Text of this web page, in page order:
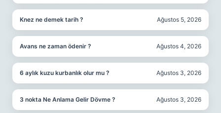
Knez ne demek tarih ? Ağustos 5, 2026
Avans ne zaman ödenir ? Ağustos 4, 2026
6 aylık kuzu kurbanlık olur mu ? Ağustos 3, 2026
3 nokta Ne Anlama Gelir Dövme ? Ağustos 3, 2026